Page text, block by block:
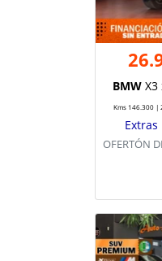
BMW X3
Kms 146.300 |
OFERTÓN